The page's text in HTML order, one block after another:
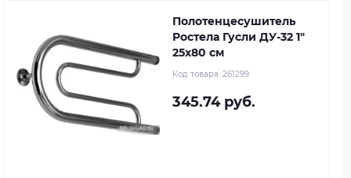
Полотенцесушитель
Ростела Гусли ДУ-32 1"
25x80 см
Код товара: 261299
345.74 руб.